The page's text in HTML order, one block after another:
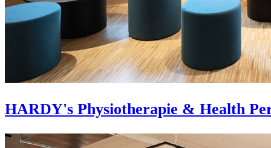
HARDY's Physiotherapie & Health